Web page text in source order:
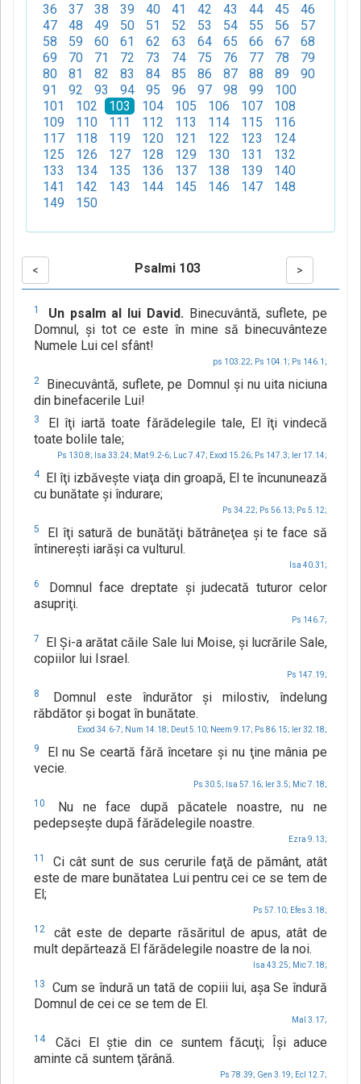
36
37 38 39 40 41 42 43 44 45
46
47
48 49 50 51 52 53 54 55 56
57
58
59 60 61 62 63 64 65 66 67
68
69
70 71 72 73 74 75 76 77 78
79
80
81 82 83 84 85 86 87 88 89
90
91
92 93 94 95 96 97 98 99
100
101
102 103 104 105 106 107
108
109
110 111 112 113 114 115
116
117
118 119 120 121 122 123
124
125
126 127 128 129 130 131
132
133
134 135 136 137 138 139
140
141
142 143 144 145 146 147
148
149
150
< Psalmi 103 >
1 Un psalm al lui David.Binecuvântă, suflete, pe
Domnul, şi tot ce este în mine să binecuvânteze
Numele Lui cel sfânt!
ps 103.22; Ps 104.1; Ps 146.1;
2
Binecuvântă, suflete, pe Domnul şi nu uita niciuna
din binefacerile Lui!
3
El îţi iartă toate fărădelegile tale, El îţi vindecă
toate bolile tale;
Ps 130.8; Isa 33.24; Mat 9.2-6; Luc 7.47; Exod 15.26; Ps 147.3; Ier 17.14;
4
El îţi izbăveşte viaţa din groapă, El te încununează
cu bunătate şi îndurare;
Ps 34.22; Ps 56.13; Ps 5.12;
5
El îţi satură de bunătăţi bătrâneţea şi te face să
întinereşti iarăşi ca vulturul.
Isa 40.31;
6
Domnul face dreptate şi judecată tuturor celor
asupriţi.
Ps 146.7;
7
El Şi-a arătat căile Sale lui Moise, şi lucrările Sale,
copiilor lui Israel.
Ps 147.19;
8
Domnul este îndurător şi milostiv, îndelung
răbdător şi bogat în bunătate.
Exod 34.6-7; Num 14.18; Deut 5.10; Neem 9.17; Ps 86.15; Ier 32.18;
9
El nu Se ceartă fără încetare şi nu ţine mânia pe
vecie.
Ps 30.5; Isa 57.16; Ier 3.5; Mic 7.18;
10
Nu ne face după păcatele noastre, nu ne
pedepseşte după fărădelegile noastre.
Ezra 9.13;
11
Ci cât sunt de sus cerurile faţă de pământ, atât
este de mare bunătatea Lui pentru cei ce se tem de
El;
Ps 57.10; Efes 3.18;
12
cât este de departe răsăritul de apus, atât de
mult depărtează El fărădelegile noastre de la noi.
Isa 43.25; Mic 7.18;
13
Cum se îndură un tată de copiii lui, aşa Se îndură
Domnul de cei ce se tem de El.
Mal 3.17;
14
Căci El ştie din ce suntem făcuţi; Îşi aduce
aminte că suntem ţărână.
Ps 78.39; Gen 3.19; Ecl 12.7;